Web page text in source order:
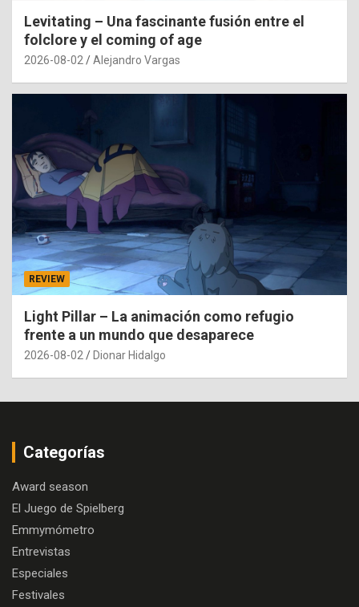
Levitating – Una fascinante fusión entre el
folclore y el coming of age
2026-08-02 Alejandro Vargas
REVIEW
Light Pillar – La animación como refugio
frente a un mundo que desaparece
2026-08-02 Dionar Hidalgo
Categorías
Award season
El Juego de Spielberg
Emmymómetro
Entrevistas
Especiales
Festivales